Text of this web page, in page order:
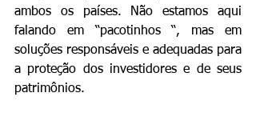
ambos os países. Não estamos aqui
falando em “pacotinhos “, mas em
soluções responsáveis e adequadas para
a proteção dos investidores e de seus
patrimônios.